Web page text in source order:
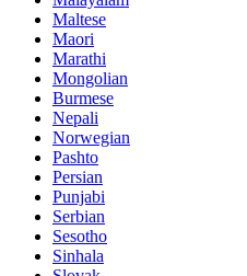
Maltese
Maori
Marathi
Mongolian
Burmese
Nepali
Norwegian
Pashto
Persian
Punjabi
Serbian
Sesotho
Sinhala